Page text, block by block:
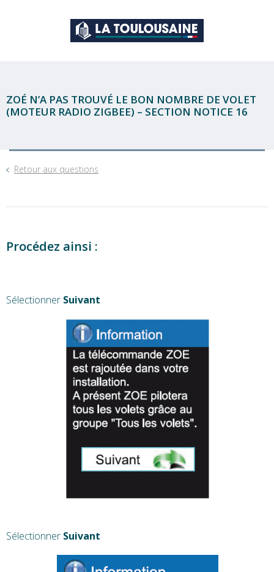
ZOÉ N’A PAS TROUVÉ LE BON NOMBRE DE VOLET
(MOTEUR RADIO ZIGBEE) – SECTION NOTICE 16
Retour aux questions
Procédez ainsi :
Sélectionner Suivant
Sélectionner Suivant